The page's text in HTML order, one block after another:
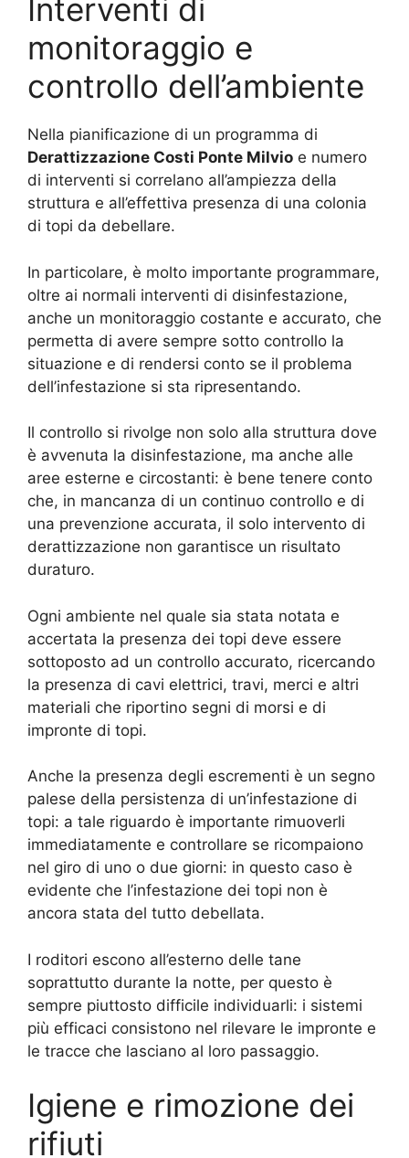
Interventi di
monitoraggio e
controllo dell’ambiente
Nella pianificazione di un programma di
Derattizzazione Costi Ponte Milvio e numero
di interventi si correlano all’ampiezza della
struttura e all’effettiva presenza di una colonia
di topi da debellare.
In particolare, è molto importante programmare,
oltre ai normali interventi di disinfestazione,
anche un monitoraggio costante e accurato, che
permetta di avere sempre sotto controllo la
situazione e di rendersi conto se il problema
dell’infestazione si sta ripresentando.
Il controllo si rivolge non solo alla struttura dove
è avvenuta la disinfestazione, ma anche alle
aree esterne e circostanti: è bene tenere conto
che, in mancanza di un continuo controllo e di
una prevenzione accurata, il solo intervento di
derattizzazione non garantisce un risultato
duraturo.
Ogni ambiente nel quale sia stata notata e
accertata la presenza dei topi deve essere
sottoposto ad un controllo accurato, ricercando
la presenza di cavi elettrici, travi, merci e altri
materiali che riportino segni di morsi e di
impronte di topi.
Anche la presenza degli escrementi è un segno
palese della persistenza di un’infestazione di
topi: a tale riguardo è importante rimuoverli
immediatamente e controllare se ricompaiono
nel giro di uno o due giorni: in questo caso è
evidente che l’infestazione dei topi non è
ancora stata del tutto debellata.
I roditori escono all’esterno delle tane
soprattutto durante la notte, per questo è
sempre piuttosto difficile individuarli: i sistemi
più efficaci consistono nel rilevare le impronte e
le tracce che lasciano al loro passaggio.
Igiene e rimozione dei
rifiuti